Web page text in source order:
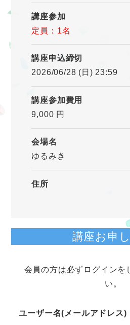
講座参加
定員：1名
講座申込締切
2026/06/28 (日) 23:59
講座参加費用
9,000 円
会場名
ゆるみき
住所
講座お申
会員の方は必ずログインを
い。
ユーザー名(メールアドレス)